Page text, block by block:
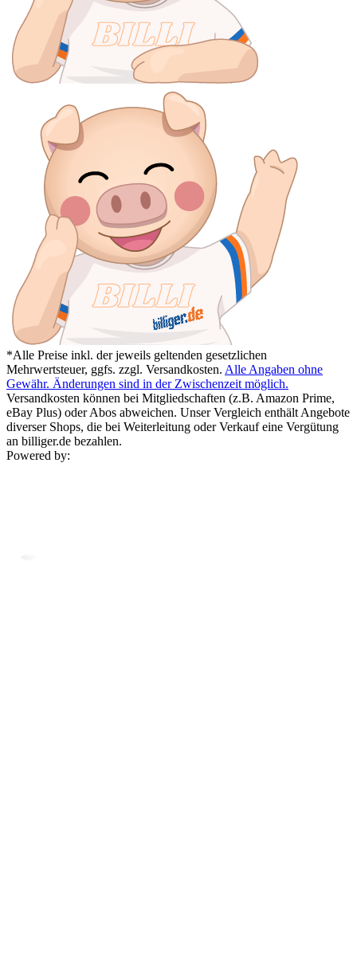
*Alle Preise inkl. der jeweils geltenden gesetzlichen
Mehrwertsteuer, ggfs. zzgl. Versandkosten. Alle Angaben ohne
Gewähr. Änderungen sind in der Zwischenzeit möglich.
Versandkosten können bei Mitgliedschaften (z.B. Amazon Prime,
eBay Plus) oder Abos abweichen. Unser Vergleich enthält Angebote
diverser Shops, die bei Weiterleitung oder Verkauf eine Vergütung
an billiger.de bezahlen.
Powered by: